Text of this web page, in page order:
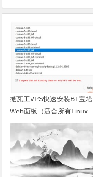
搬瓦工VPS快速安装BT宝塔
Web面板（适合所有Linux
VPS）